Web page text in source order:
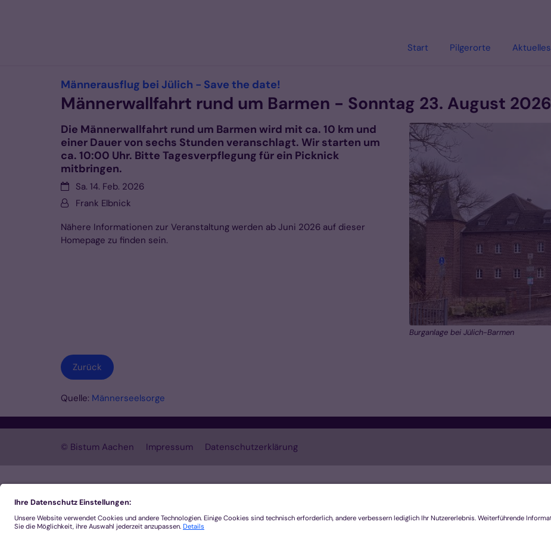
Start Pilgerorte Aktuelles
Männerausflug bei Jülich - Save the date!
Männerwallfahrt rund um Barmen - Sonntag 23. August 2026
Burganlage bei Jülich-Barmen
Die Männerwallfahrt rund um Barmen wird mit ca. 10 km und
einer Dauer von sechs Stunden veranschlagt. Wir starten um
ca. 10:00 Uhr. Bitte Tagesverpflegung für ein Picknick
mitbringen.
Datum:Sa. 14. Feb. 2026
Von:Frank Elbnick
Nähere Informationen zur Veranstaltung werden ab Juni 2026 auf dieser
Homepage zu finden sein.
Zurück
Quelle: Männerseelsorge
© Bistum Aachen Impressum Datenschutzerklärung